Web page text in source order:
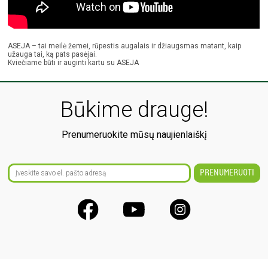
ASEJA – tai meilė žemei, rūpestis augalais ir džiaugsmas matant, kaip
užauga tai, ką pats pasėjai.
Kviečiame būti ir auginti kartu su ASEJA
Būkime drauge!
Prenumeruokite mūsų naujienlaiškį